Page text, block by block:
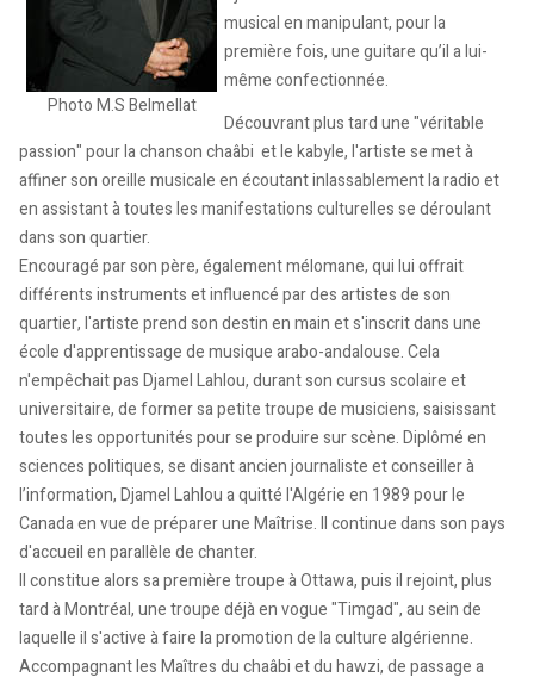
Photo M.S Belmellat
musical en manipulant, pour la
première fois, une guitare qu’il a lui-
même confectionnée.
Découvrant plus tard une "véritable
passion" pour la chanson chaâbi et le kabyle, l'artiste se met à
affiner son oreille musicale en écoutant inlassablement la radio et
en assistant à toutes les manifestations culturelles se déroulant
dans son quartier.
Encouragé par son père, également mélomane, qui lui offrait
différents instruments et influencé par des artistes de son
quartier, l'artiste prend son destin en main et s'inscrit dans une
école d'apprentissage de musique arabo-andalouse. Cela
n'empêchait pas Djamel Lahlou, durant son cursus scolaire et
universitaire, de former sa petite troupe de musiciens, saisissant
toutes les opportunités pour se produire sur scène. Diplômé en
sciences politiques, se disant ancien journaliste et conseiller à
l’information, Djamel Lahlou a quitté l'Algérie en 1989 pour le
Canada en vue de préparer une Maîtrise. Il continue dans son pays
d'accueil en parallèle de chanter.
Il constitue alors sa première troupe à Ottawa, puis il rejoint, plus
tard à Montréal, une troupe déjà en vogue "Timgad", au sein de
laquelle il s'active à faire la promotion de la culture algérienne.
Accompagnant les Maîtres du chaâbi et du hawzi, de passage a